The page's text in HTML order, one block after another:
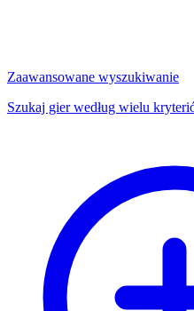
Zaawansowane wyszukiwanie
Szukaj gier według wielu